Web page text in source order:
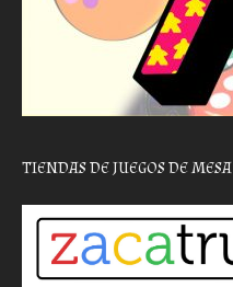
TIENDAS DE JUEGOS DE MESA